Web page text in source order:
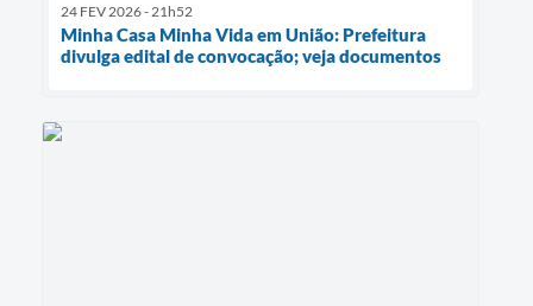
24 FEV 2026 - 21h52
Minha Casa Minha Vida em União: Prefeitura
divulga edital de convocação; veja documentos